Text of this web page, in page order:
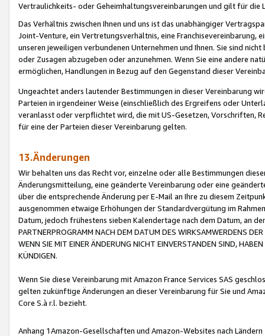
Vertraulichkeits- oder Geheimhaltungsvereinbarungen und gilt für die
Das Verhältnis zwischen Ihnen und uns ist das unabhängiger
Joint-Venture, ein Vertretungsverhältnis, eine Franchisevereinbarung,
unseren jeweiligen verbundenen Unternehmen und Ihnen. Sie sind
oder Zusagen abzugeben oder anzunehmen. Wenn Sie eine andere
ermöglichen, Handlungen in Bezug auf den Gegenstand dieser
Ungeachtet anders lautender Bestimmungen in dieser Vereinbarung
Parteien in irgendeiner Weise (einschließlich des Ergreifens oder
veranlasst oder verpflichtet wird, die mit US-Gesetzen, Vorschriften,
für eine der Parteien dieser Vereinbarung gelten.
13.Änderungen
Wir behalten uns das Recht vor, einzelne oder alle Bestimmungen
Änderungsmitteilung, eine geänderte Vereinbarung oder eine
über die entsprechende Änderung per E-Mail an Ihre zu diesem
ausgenommen etwaige Erhöhungen der Standardvergütung im
Datum, jedoch frühestens sieben Kalendertage nach dem Datum, an
PARTNERPROGRAMM NACH DEM DATUM DES WIRKSAMWERDENS
WENN SIE MIT EINER ÄNDERUNG NICHT EINVERSTANDEN SIND,
KÜNDIGEN.
Wenn Sie diese Vereinbarung mit Amazon France Services SAS
gelten zukünftige Änderungen an dieser Vereinbarung für Sie und
Core S.à r.l. bezieht.
Anhang 1Amazon-Gesellschaften und Amazon-Websites nach Ländern